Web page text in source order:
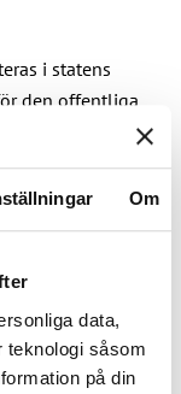
Om
data,
teknologi såsom
på din
i statens
den offentliga
Pro och
av Statens
9303